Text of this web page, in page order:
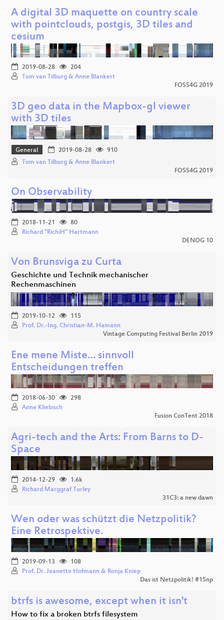
A digital 3D maquette on country scale
with pointclouds, postgis, 3D tiles and
cesium
2019-08-28
204
Tom van Tilburg & Anne Blankert
FOSS4G 2019
3D geo data in the Mapbox-gl viewer
with 3D tiles
General 2019-08-28
910
Tom van Tilburg & Anne Blankert
FOSS4G 2019
On Observability
2018-11-21
80
Richard "RichiH" Hartmann
DENOG 10
Von Brunsviga zu Curta
Geschichte und Technik mechanischer
Rechenmaschinen
2019-10-12
115
Prof. Dr.-Ing. Christian-M. Hamann
Vintage Computing Festival Berlin 2019
Ene mene Miste… sinnvoll
Entscheidungen treffen
2018-06-30
298
Anne Kliebisch
Fusion ConTent 2018
Agri-tech and the Arts: From Barns to D-
Space
2014-12-29
1.6k
Richard Marggraf Turley
31C3: a new dawn
Wen oder was schützt die Netzpolitik?
Eine Retrospektive.
2019-09-13
108
Prof. Dr. Jeanette Hofmann & Ronja Kniep
Das ist Netzpolitik! #15np
btrfs is awesome, except when it isn't
How to fix a broken btrfs filesystem